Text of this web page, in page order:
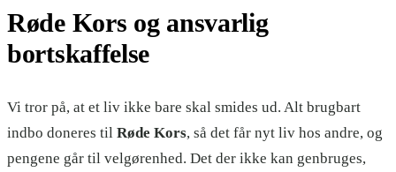
Røde Kors og ansvarlig
bortskaffelse
Vi tror på, at et liv ikke bare skal smides ud. Alt brugbart
indbo doneres til Røde Kors, så det får nyt liv hos andre, og
pengene går til velgørenhed. Det der ikke kan genbruges,